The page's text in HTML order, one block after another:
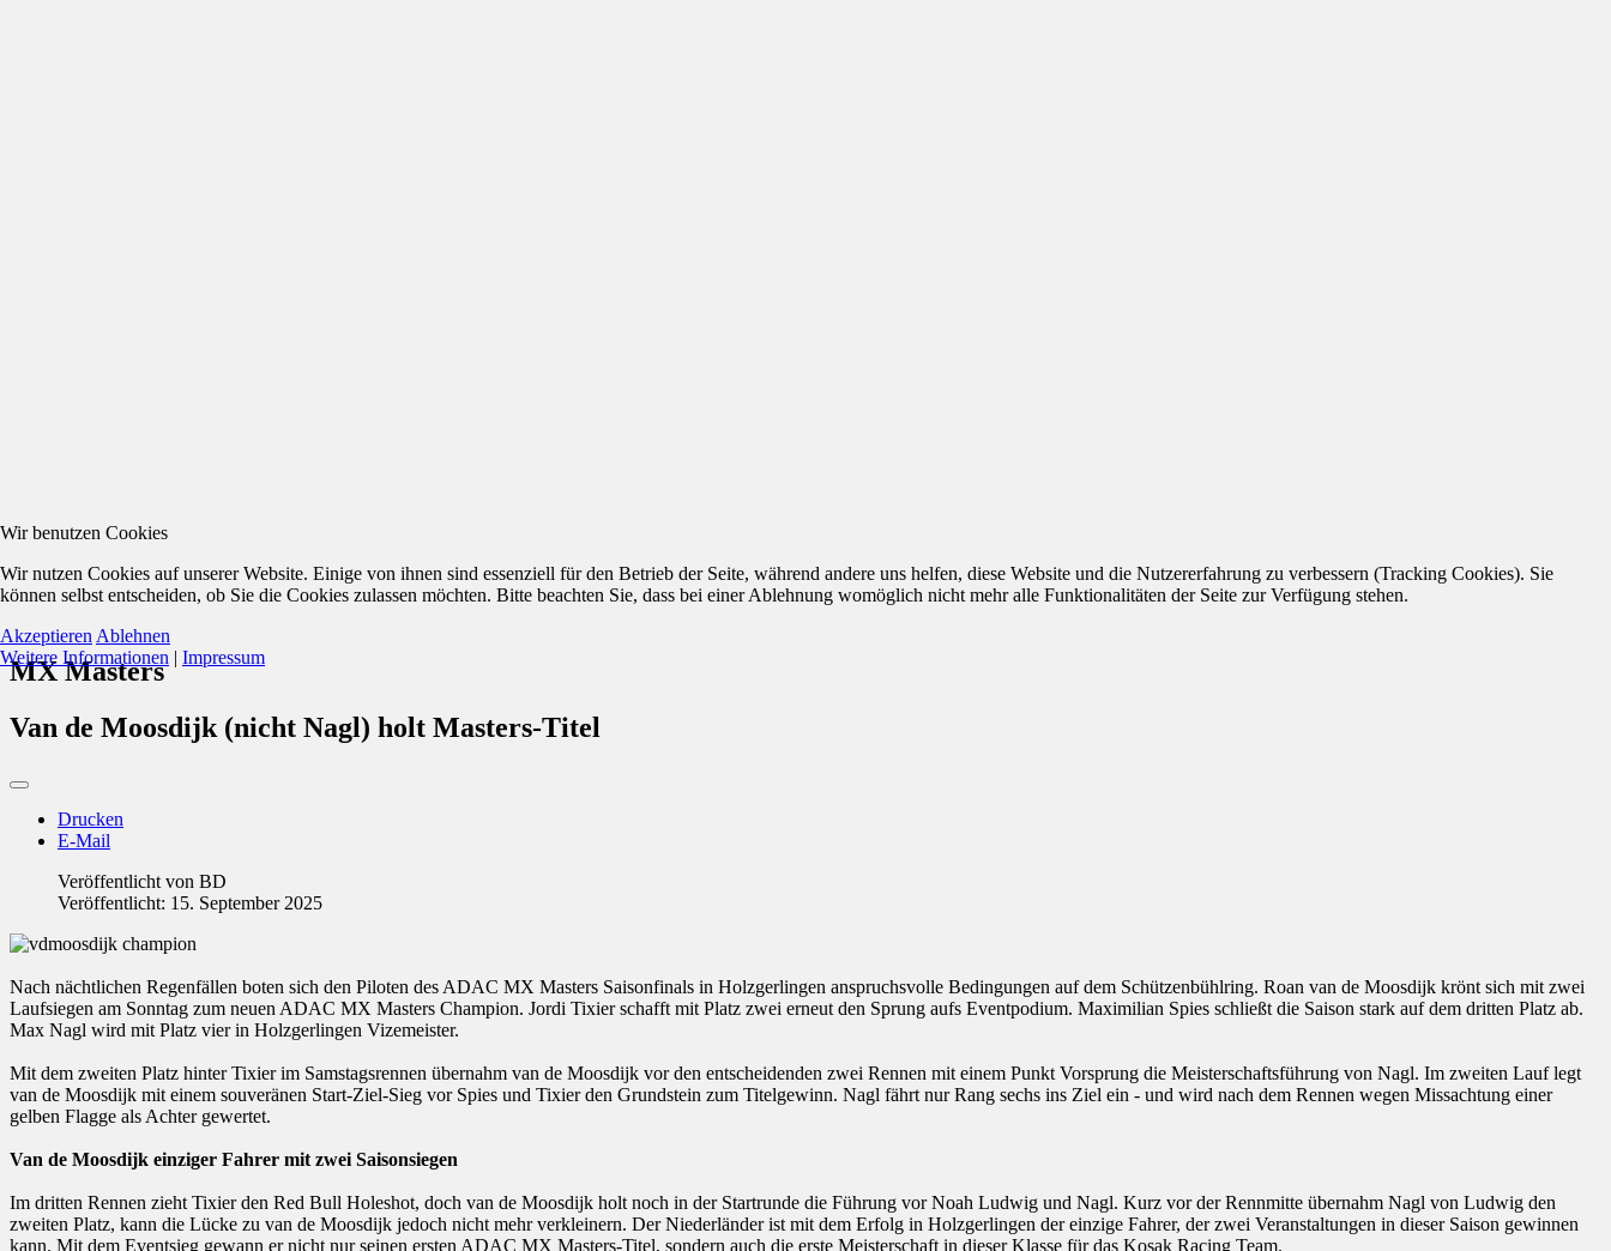
MX Masters
Van de Moosdijk (nicht Nagl) holt Masters-Titel
Drucken
E-Mail
Veröffentlicht von BD
Veröffentlicht: 15. September 2025
Nach nächtlichen Regenfällen boten sich den Piloten des ADAC MX Masters Saisonfinals in Holzgerlingen anspruchsvolle Bedingungen auf dem Schützenbühlring. Roan van de Moosdijk krönt sich mit zwei
Laufsiegen am Sonntag zum neuen ADAC MX Masters Champion. Jordi Tixier schafft mit Platz zwei erneut den Sprung aufs Eventpodium. Maximilian Spies schließt die Saison stark auf dem dritten Platz ab.
Max Nagl wird mit Platz vier in Holzgerlingen Vizemeister.
Mit dem zweiten Platz hinter Tixier im Samstagsrennen übernahm van de Moosdijk vor den entscheidenden zwei Rennen mit einem Punkt Vorsprung die Meisterschaftsführung von Nagl. Im zweiten Lauf legt
van de Moosdijk mit einem souveränen Start-Ziel-Sieg vor Spies und Tixier den Grundstein zum Titelgewinn. Nagl fährt nur Rang sechs ins Ziel ein - und wird nach dem Rennen wegen Missachtung einer
gelben Flagge als Achter gewertet.
Van de Moosdijk einziger Fahrer mit zwei Saisonsiegen
Im dritten Rennen zieht Tixier den Red Bull Holeshot, doch van de Moosdijk holt noch in der Startrunde die Führung vor Noah Ludwig und Nagl. Kurz vor der Rennmitte übernahm Nagl von Ludwig den
zweiten Platz, kann die Lücke zu van de Moosdijk jedoch nicht mehr verkleinern. Der Niederländer ist mit dem Erfolg in Holzgerlingen der einzige Fahrer, der zwei Veranstaltungen in dieser Saison gewinnen
kann. Mit dem Eventsieg gewann er nicht nur seinen ersten ADAC MX Masters-Titel, sondern auch die erste Meisterschaft in dieser Klasse für das Kosak Racing Team.
Wir benutzen Cookies
Wir nutzen Cookies auf unserer Website. Einige von ihnen sind essenziell für den Betrieb der Seite, während andere uns helfen, diese Website und die Nutzererfahrung zu verbessern (Tracking Cookies). Sie
können selbst entscheiden, ob Sie die Cookies zulassen möchten. Bitte beachten Sie, dass bei einer Ablehnung womöglich nicht mehr alle Funktionalitäten der Seite zur Verfügung stehen.
Akzeptieren Ablehnen
Weitere Informationen | Impressum